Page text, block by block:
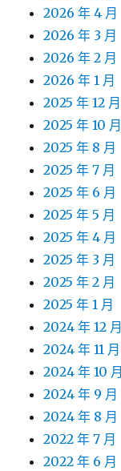
2026 年 4 月
2026 年 3 月
2026 年 2 月
2026 年 1 月
2025 年 12 月
2025 年 10 月
2025 年 8 月
2025 年 7 月
2025 年 6 月
2025 年 5 月
2025 年 4 月
2025 年 3 月
2025 年 2 月
2025 年 1 月
2024 年 12 月
2024 年 11 月
2024 年 10 月
2024 年 9 月
2024 年 8 月
2022 年 7 月
2022 年 6 月